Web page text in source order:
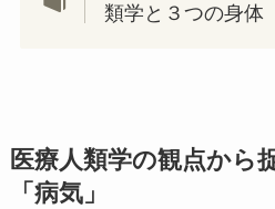
類学と３つの身体
医療人類学の観点から
「病気」